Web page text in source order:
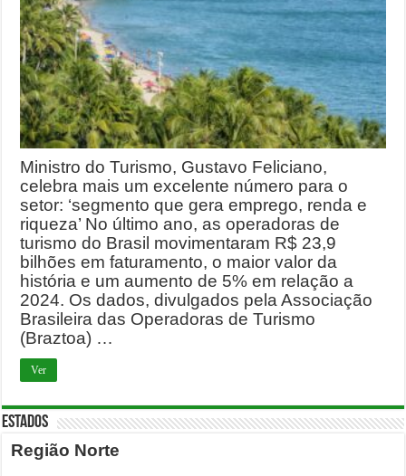
Ministro do Turismo, Gustavo Feliciano,
celebra mais um excelente número para o
setor: ‘segmento que gera emprego, renda e
riqueza’ No último ano, as operadoras de
turismo do Brasil movimentaram R$ 23,9
bilhões em faturamento, o maior valor da
história e um aumento de 5% em relação a
2024. Os dados, divulgados pela Associação
Brasileira das Operadoras de Turismo
(Braztoa) …
Ver
ESTADOS
Região Norte